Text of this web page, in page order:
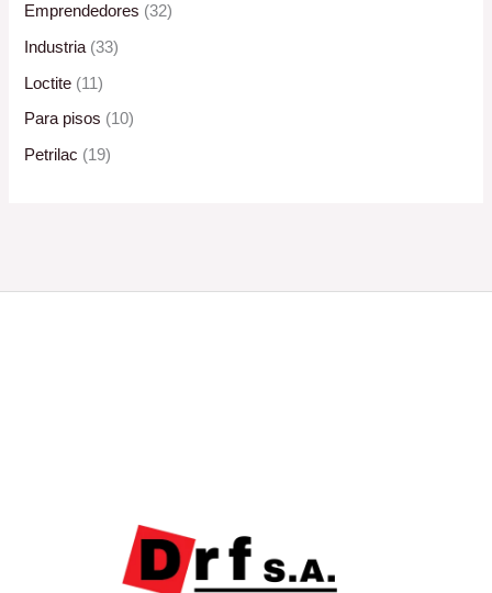
Emprendedores (32)
Industria (33)
Loctite (11)
Para pisos (10)
Petrilac (19)